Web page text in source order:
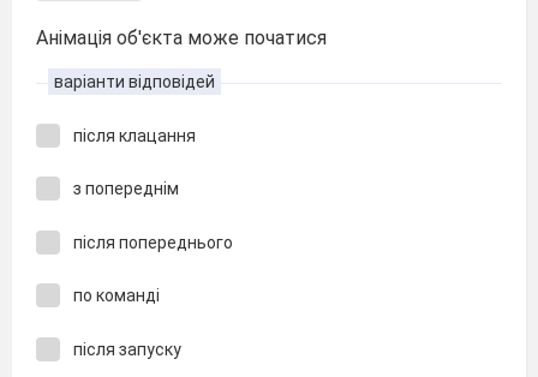
Анімація об'єкта може початися
варіанти відповідей
після клацання
з попереднім
після попереднього
по команді
після запуску